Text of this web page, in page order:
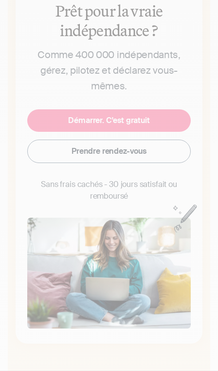
Prêt pour la vraie
indépendance ?
Comme 400 000 indépendants,
gérez, pilotez et déclarez vous-
mêmes.
Démarrer. C'est gratuit
Prendre rendez-vous
Sans frais cachés - 30 jours satisfait ou
remboursé